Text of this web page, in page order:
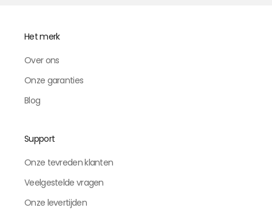
Het merk
Over ons
Onze garanties
Blog
Support
Onze tevreden klanten
Veelgestelde vragen
Onze levertijden